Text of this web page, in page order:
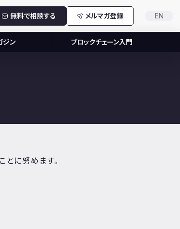
無料で相談する メルマガ登録 EN
ジン ブロックチェーン入門
に努めます。